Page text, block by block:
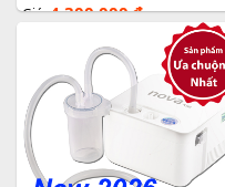
Giá:4.300.000đ